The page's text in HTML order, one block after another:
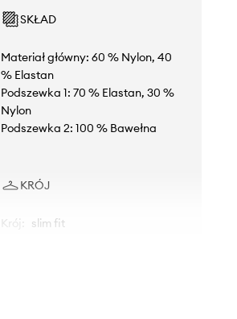
SKŁAD
Materiał główny: 60 % Nylon, 40
% Elastan
Podszewka 1: 70 % Elastan, 30 %
Nylon
Podszewka 2: 100 % Bawełna
KRÓJ
Krój slim fit